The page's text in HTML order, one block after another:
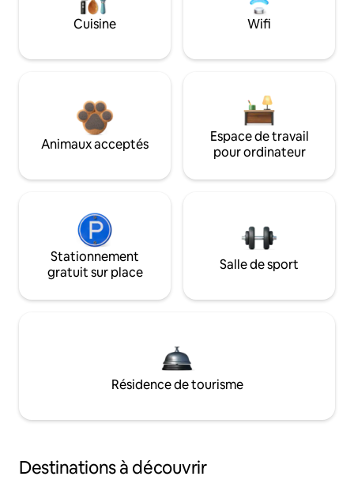
Cuisine Wifi
Animaux acceptés
Espace de travail
pour ordinateur
Stationnement
gratuit sur place
Salle de sport
Résidence de tourisme
Destinations à découvrir